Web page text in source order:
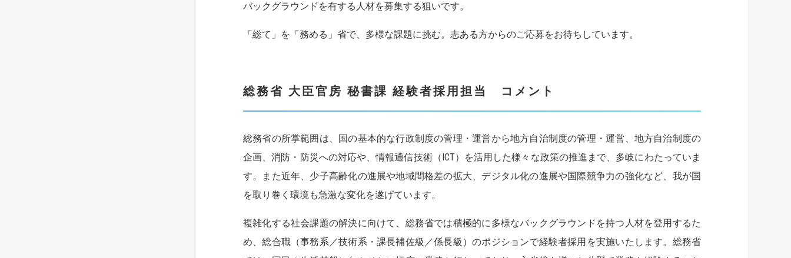
バックグラウンドを有する人材を募集する狙いです。
「総て」を「務める」省で、多様な課題に挑む。志ある方からのご応募をお待ちしています。
総務省 大臣官房 秘書課 経験者採用担当 コメント
総務省の所掌範囲は、国の基本的な行政制度の管理・運営から地方自治制度の管理・運営、地方自治制度の
企画、消防・防災への対応や、情報通信技術（ICT）を活用した様々な政策の推進まで、多岐にわたっていま
す。また近年、少子高齢化の進展や地域間格差の拡大、デジタル化の進展や国際競争力の強化など、我が国
を取り巻く環境も急激な変化を遂げています。
複雑化する社会課題の解決に向けて、総務省では積極的に多様なバックグラウンドを持つ人材を登用するた
め、総合職（事務系／技術系・課長補佐級／係長級）のポジションで経験者採用を実施いたします。総務省